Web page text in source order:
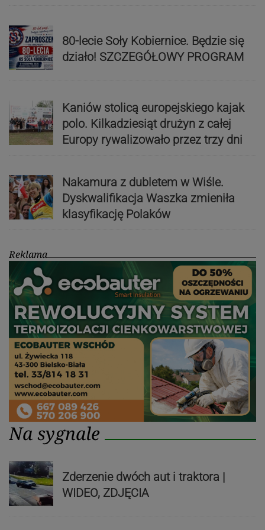
80-lecie Soły Kobiernice. Będzie się
działo! SZCZEGÓŁOWY PROGRAM
Kaniów stolicą europejskiego kajak
polo. Kilkadziesiąt drużyn z całej
Europy rywalizowało przez trzy dni
Nakamura z dubletem w Wiśle.
Dyskwalifikacja Waszka zmieniła
klasyfikację Polaków
Reklama
Na sygnale
Zderzenie dwóch aut i traktora |
WIDEO, ZDJĘCIA